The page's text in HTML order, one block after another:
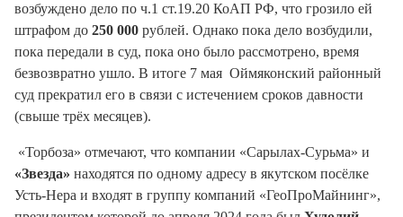
возбуждено дело по ч.1 ст.19.20 КоАП РФ, что грозило ей
штрафом до 250 000 рублей. Однако пока дело возбудили,
пока передали в суд, пока оно было рассмотрено, время
безвозвратно ушло. В итоге 7 мая Оймяконский районный
суд прекратил его в связи с истечением сроков давности
(свыше трёх месяцев).
«Торбоза» отмечают, что компании «Сарылах-Сурьма» и
«Звезда» находятся по одному адресу в якутском посёлке
Усть-Нера и входят в группу компаний «ГеоПроМайнинг»,